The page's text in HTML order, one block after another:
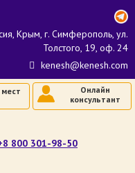
Крым, г. Симферополь, ул.
Толстого, 19, оф. 24
kenesh@kenesh.com
Онлайн
консультант
800 301-98-50